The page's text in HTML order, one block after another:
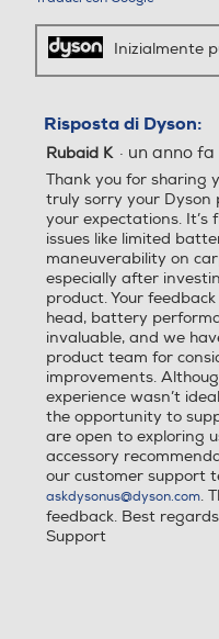
Spazzola
Accessorio
multifunzione
Personalizza il
con accessori
Scegli gli accessori e
tue esigenze.
Materiale tubo
Accessori in dotazione
Altezza-mm
Inizialmente
Risposta di Dyson:
Rubaid K · un anno fa
Thank you for sharing
truly sorry your Dyson
your expectations.
issues like limited
maneuverability on
especially after
product. Your
head, battery
invaluable, and we
product team for
improvements.
experience wasn’t
the opportunity to
are open to exploring
accessory
our customer support
askdysonus@dyson.com.
feedback. Best
Support